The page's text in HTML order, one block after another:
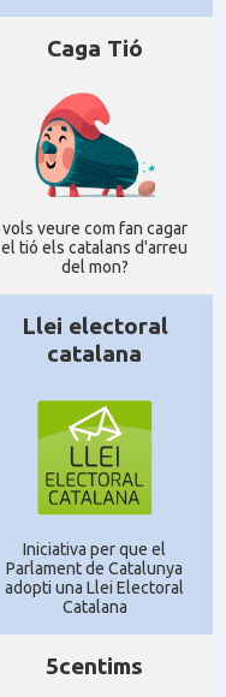
Caga Tió
vols veure com fan cagar
el tió els catalans d'arreu
del mon?
Llei electoral
catalana
Iniciativa per que el
Parlament de Catalunya
adopti una Llei Electoral
Catalana
5centims